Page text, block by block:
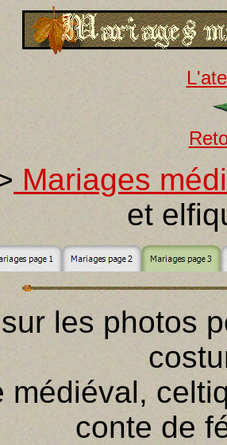
Mariages
et
les photos
médiéval,
conte de